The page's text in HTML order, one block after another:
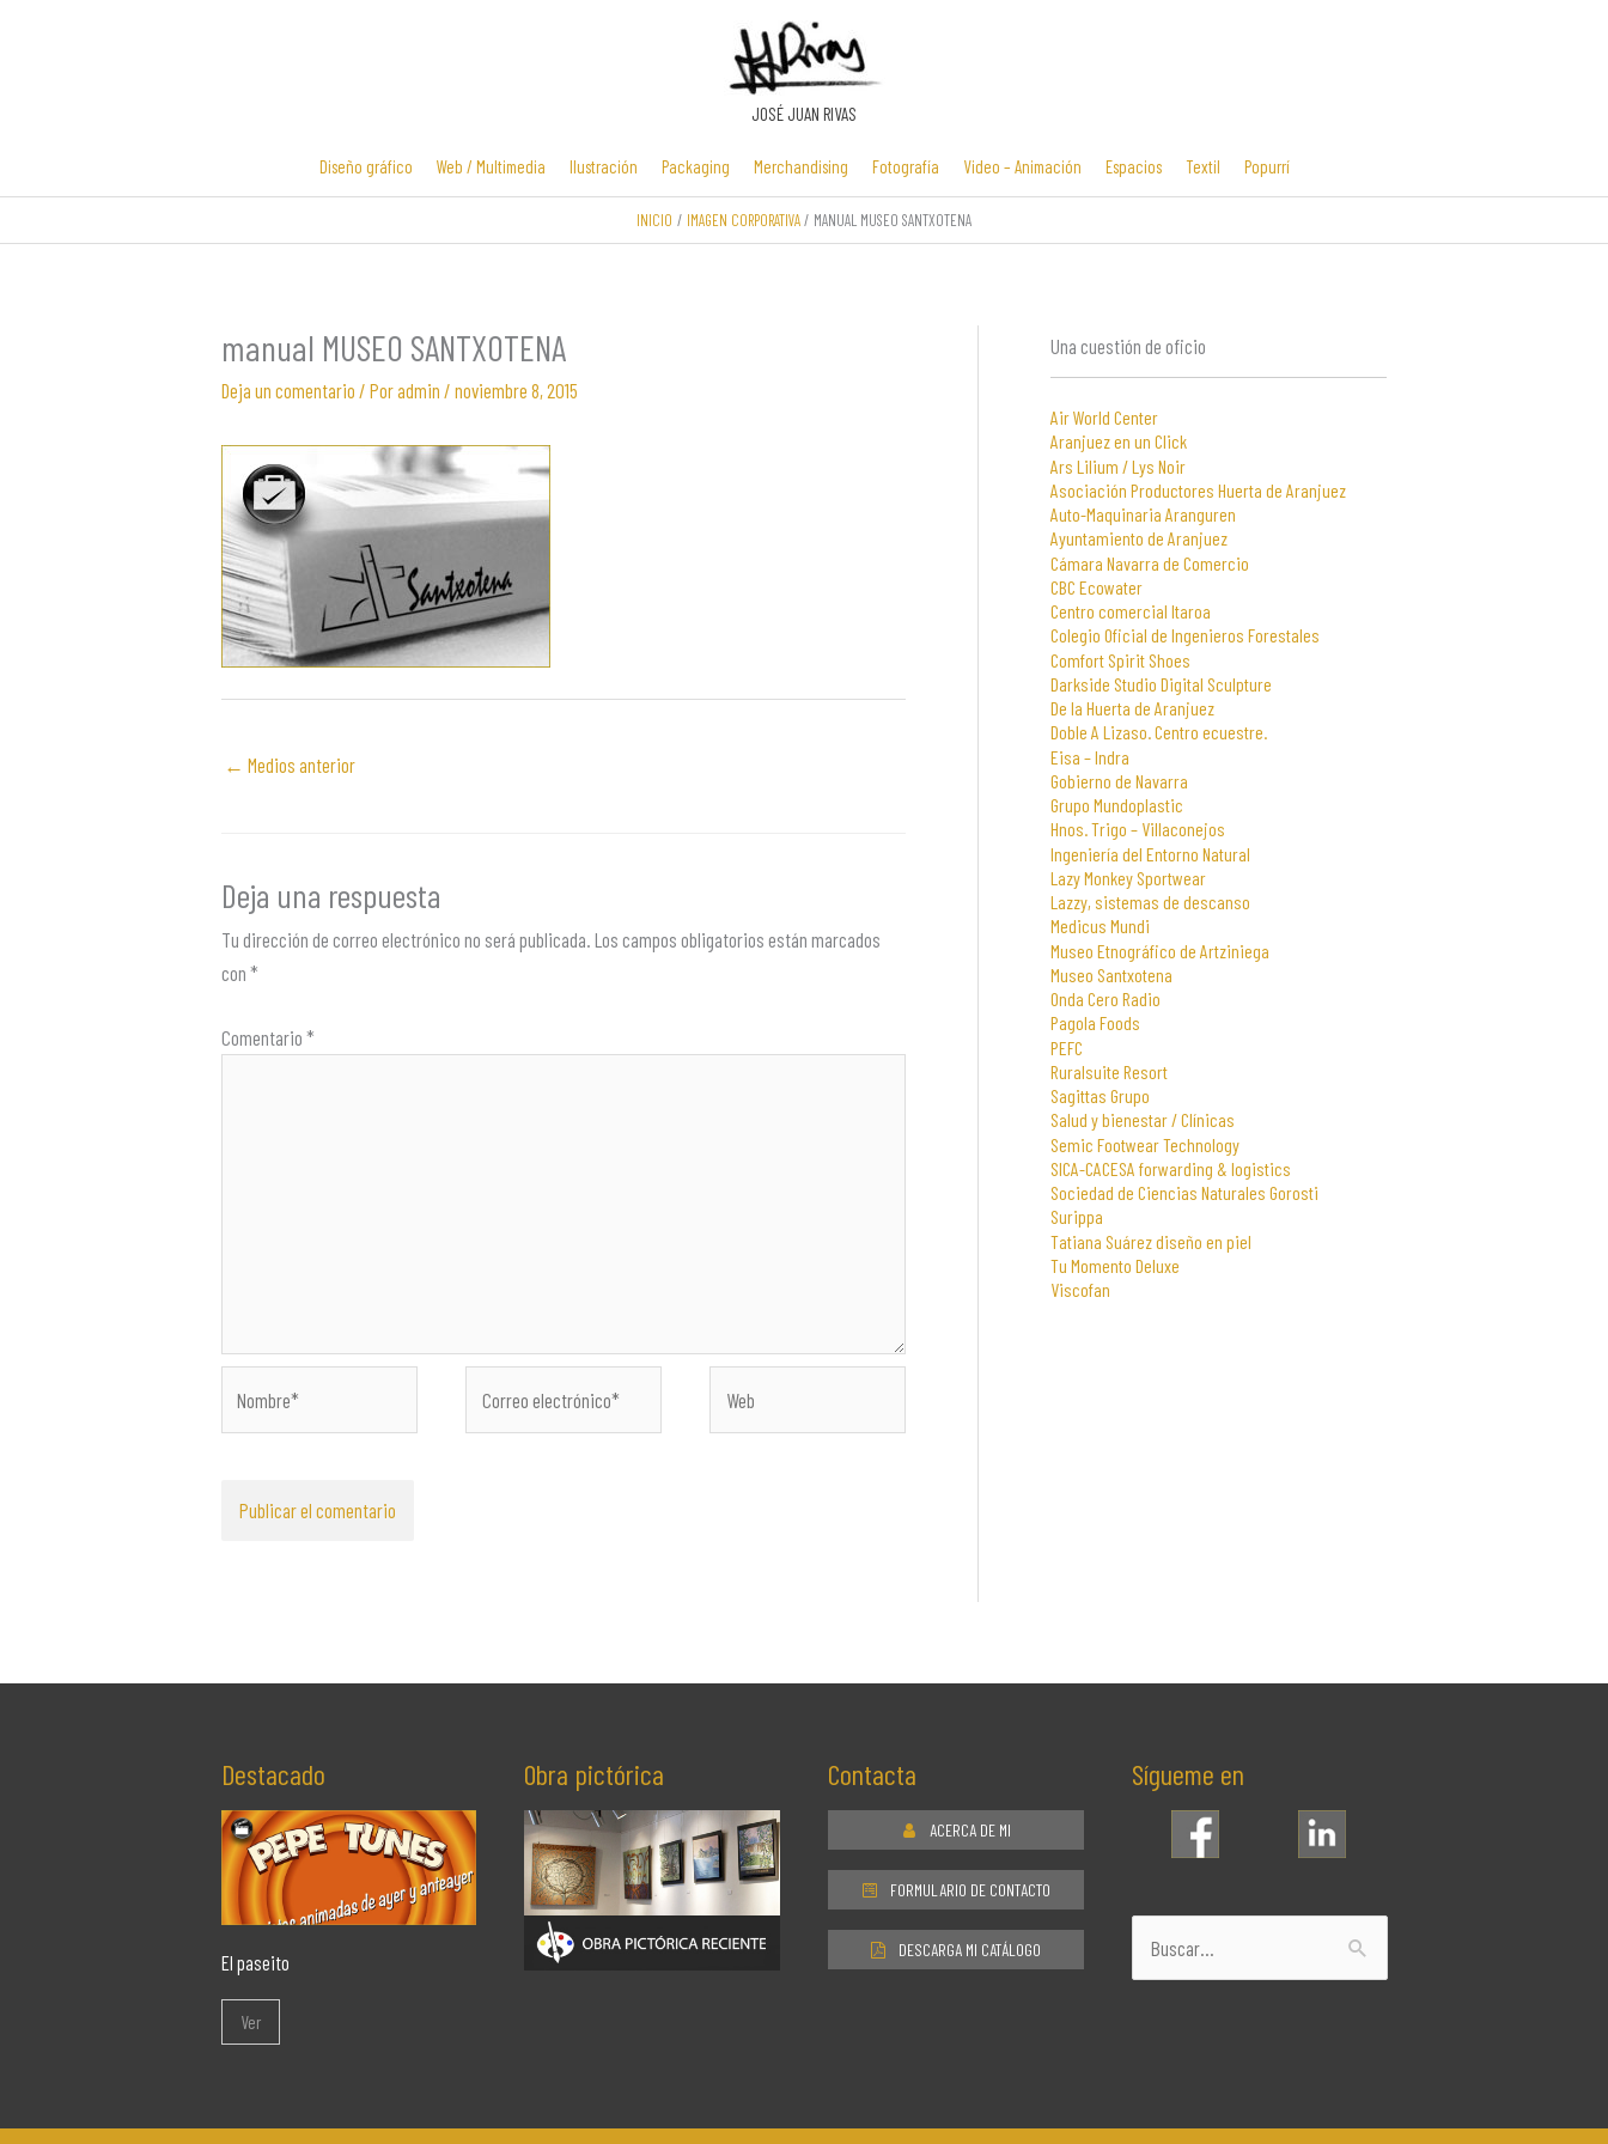
JOSÉ JUAN RIVAS
Diseño gráfico
Identidad
Web / Multimedia
Diseño y
Manuales y
Ilustración Packaging Merchandising Fotografía Video – Animación Espacios Textil Popurrí
INICIO IMAGEN CORPORATIVA MANUAL MUSEO SANTXOTENA
manual MUSEO SANTXOTENA
Deja un comentario / Poradmin / noviembre 8, 2015
← Medios anterior
Deja una respuesta
Tu dirección de correo electrónico no será publicada. Los campos obligatorios están marcados
con *
Comentario *
electrónico*
Una cuestión de oficio
Air World Center
Aranjuez en un Click
Ars Lilium / Lys Noir
Asociación Productores Huerta de Aranjuez
Auto-Maquinaria Aranguren
Ayuntamiento de Aranjuez
Cámara Navarra de Comercio
CBC Ecowater
Centro comercial Itaroa
Colegio Oficial de Ingenieros Forestales
Comfort Spirit Shoes
Darkside Studio Digital Sculpture
De la Huerta de Aranjuez
Doble A Lizaso. Centro ecuestre.
Eisa – Indra
Gobierno de Navarra
Grupo Mundoplastic
Hnos. Trigo – Villaconejos
Ingeniería del Entorno Natural
Lazy Monkey Sportwear
Lazzy, sistemas de descanso
Medicus Mundi
Museo Etnográfico de Artziniega
Museo Santxotena
Onda Cero Radio
Pagola Foods
PEFC
Ruralsuite Resort
Sagittas Grupo
Salud y bienestar / Clínicas
Semic Footwear Technology
SICA-CACESA forwarding & logistics
Sociedad de Ciencias Naturales Gorosti
Surippa
Tatiana Suárez diseño en piel
Tu Momento Deluxe
Viscofan
Destacado
El paseito
Ver
Obra pictórica Contacta
ACERCA DE MI
FORMULARIO DE CONTACTO
DESCARGA MI CATÁLOGO
Sígueme en
Buscar
por: